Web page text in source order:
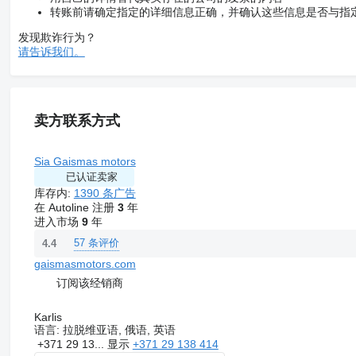
转账前请确定指定的详细信息正确，并确认这些信息是否与指
发现欺诈行为？
请告诉我们。
卖方联系方式
Sia Gaismas motors
已认证卖家
库存内: 1390 条广告
在 Autoline 注册 3年
进入市场 9年
4.4 57 条评价
gaismasmotors.com
订阅该经销商
Karlis
语言: 拉脱维亚语, 俄语, 英语
+371 29 13... 显示 +371 29 138 414